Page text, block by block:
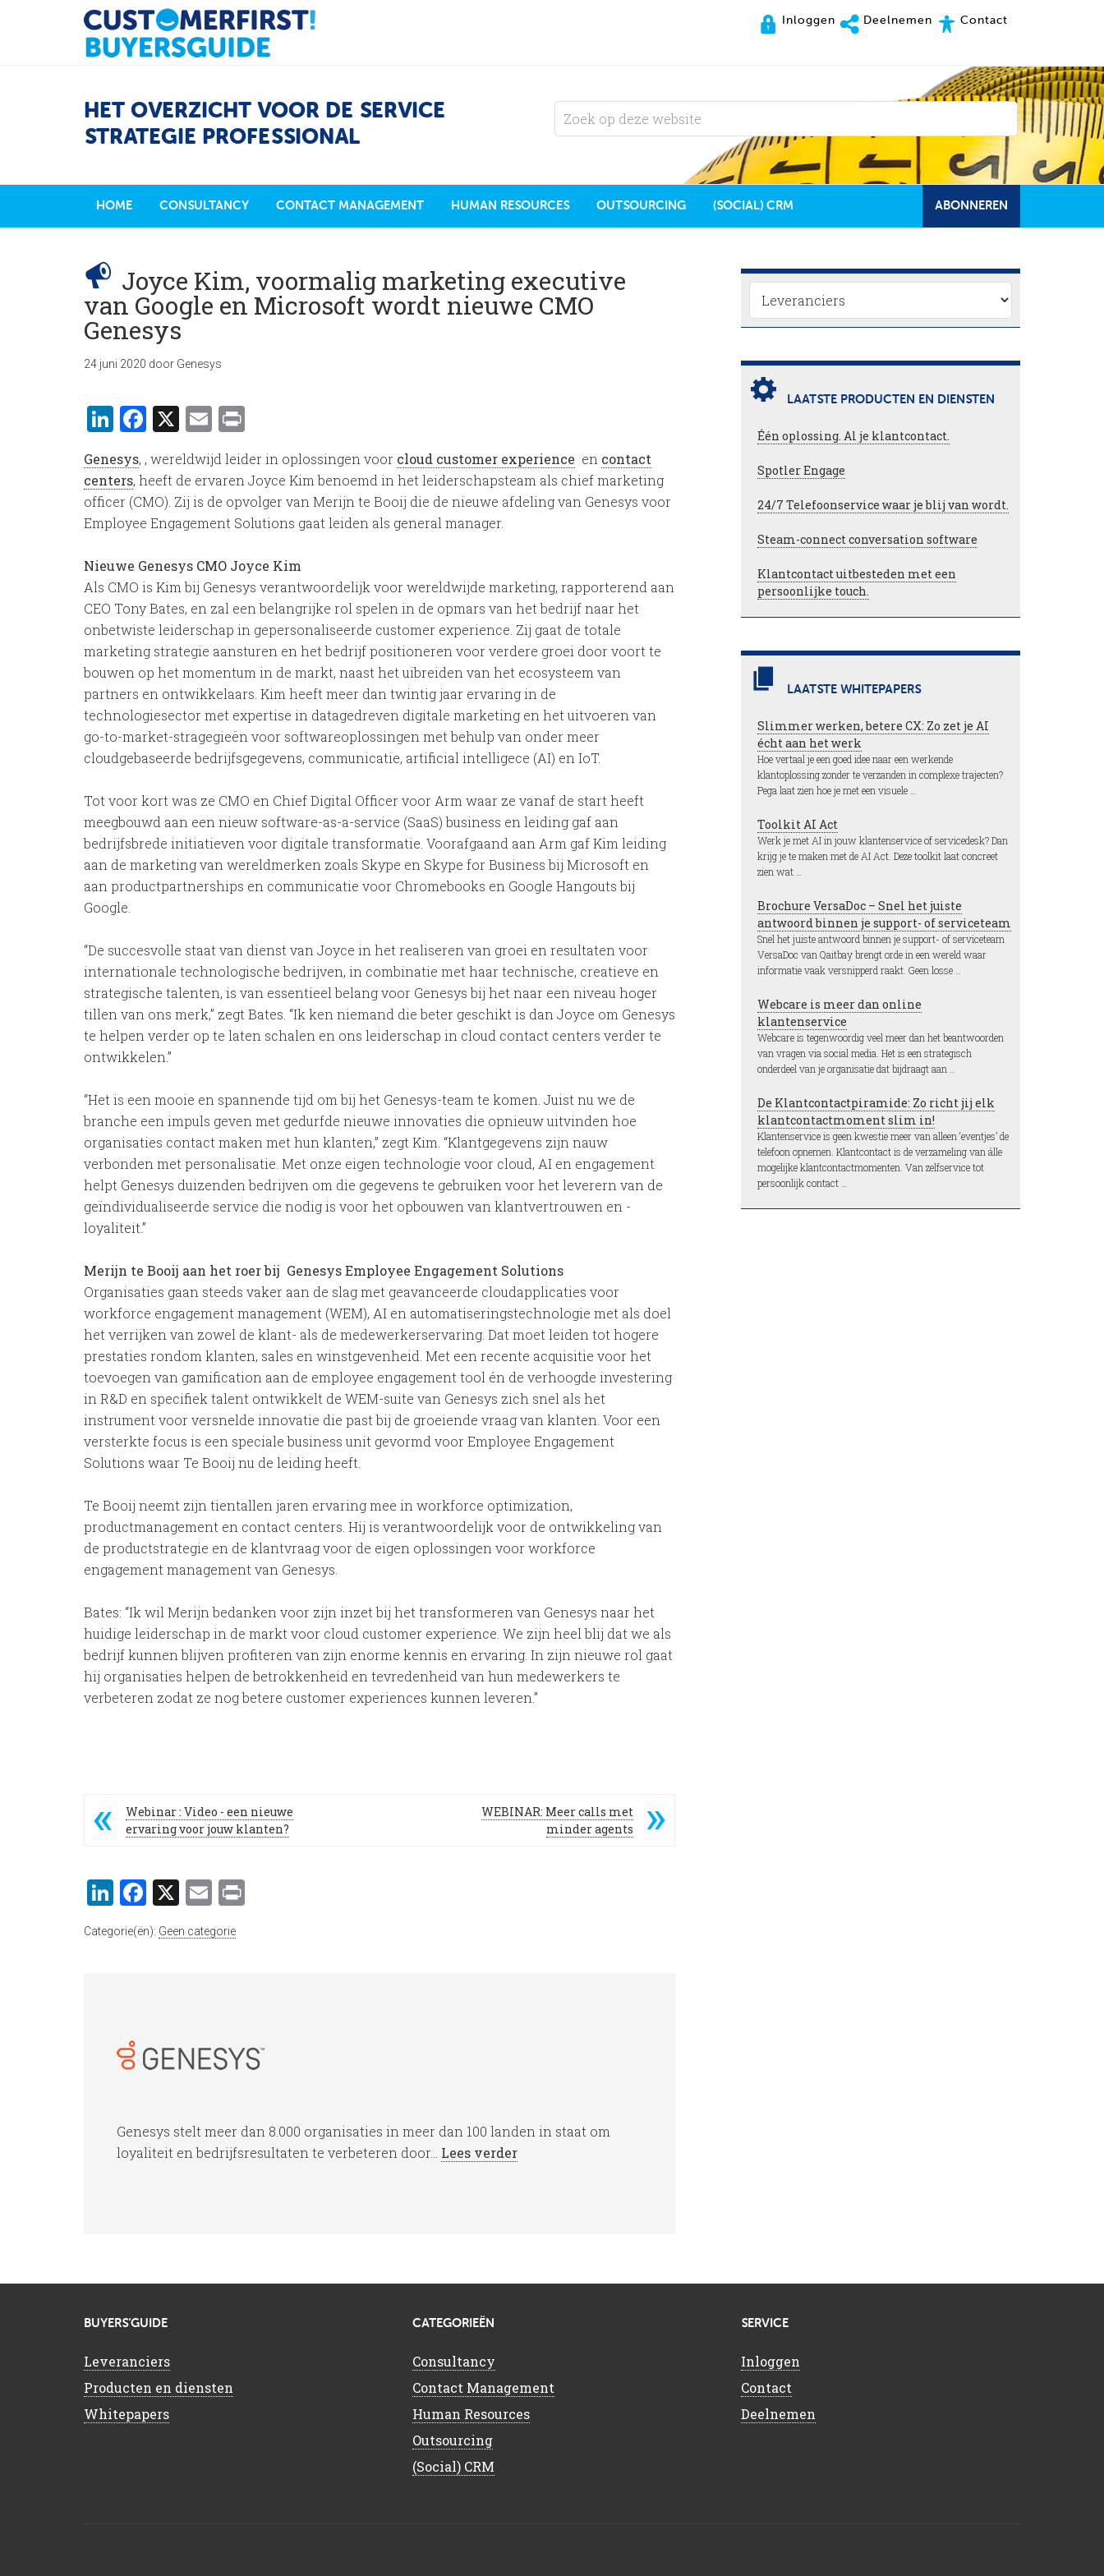
Inloggen Deelnemen Contact
HET OVERZICHT VOOR DE SERVICE
STRATEGIE PROFESSIONAL
HOME CONSULTANCY CONTACT MANAGEMENT HUMAN RESOURCES OUTSOURCING (SOCIAL) CRM ABONNEREN
Joyce Kim, voormalig marketing executive
van Google en Microsoft wordt nieuwe CMO
Genesys
24 juni 2020 door Genesys
LinkedIn
Facebook
X Email
Genesys, , wereldwijd leider in oplossingen voor cloud customer experience en contact
centers, heeft de ervaren Joyce Kim benoemd in het leiderschapsteam als chief marketing
officer (CMO). Zij is de opvolger van Merijn te Booij die de nieuwe afdeling van Genesys voor
Employee Engagement Solutions gaat leiden als general manager.
Nieuwe Genesys CMO Joyce Kim
Als CMO is Kim bij Genesys verantwoordelijk voor wereldwijde marketing, rapporterend aan
CEO Tony Bates, en zal een belangrijke rol spelen in de opmars van het bedrijf naar het
onbetwiste leiderschap in gepersonaliseerde customer experience. Zij gaat de totale
marketing strategie aansturen en het bedrijf positioneren voor verdere groei door voort te
bouwen op het momentum in de markt, naast het uibreiden van het ecosysteem van
partners en ontwikkelaars. Kim heeft meer dan twintig jaar ervaring in de
technologiesector met expertise in datagedreven digitale marketing en het uitvoeren van
go-to-market-stragegieën voor softwareoplossingen met behulp van onder meer
cloudgebaseerde bedrijfsgegevens, communicatie, artificial intelligece (AI) en IoT.
Tot voor kort was ze CMO en Chief Digital Officer voor Arm waar ze vanaf de start heeft
meegbouwd aan een nieuw software-as-a-service (SaaS) business en leiding gaf aan
bedrijfsbrede initiatieven voor digitale transformatie. Voorafgaand aan Arm gaf Kim leiding
aan de marketing van wereldmerken zoals Skype en Skype for Business bij Microsoft en
aan productpartnerships en communicatie voor Chromebooks en Google Hangouts bij
Google.
“De succesvolle staat van dienst van Joyce in het realiseren van groei en resultaten voor
internationale technologische bedrijven, in combinatie met haar technische, creatieve en
strategische talenten, is van essentieel belang voor Genesys bij het naar een niveau hoger
tillen van ons merk,” zegt Bates. “Ik ken niemand die beter geschikt is dan Joyce om Genesys
te helpen verder op te laten schalen en ons leiderschap in cloud contact centers verder te
ontwikkelen.”
“Het is een mooie en spannende tijd om bij het Genesys-team te komen. Juist nu we de
branche een impuls geven met gedurfde nieuwe innovaties die opnieuw uitvinden hoe
organisaties contact maken met hun klanten,” zegt Kim. “Klantgegevens zijn nauw
verbonden met personalisatie. Met onze eigen technologie voor cloud, AI en engagement
helpt Genesys duizenden bedrijven om die gegevens te gebruiken voor het leverern van de
geïndividualiseerde service die nodig is voor het opbouwen van klantvertrouwen en -
loyaliteit.”
Merijn te Booij aan het roer bij Genesys Employee Engagement Solutions
Organisaties gaan steeds vaker aan de slag met geavanceerde cloudapplicaties voor
workforce engagement management (WEM), AI en automatiseringstechnologie met als doel
het verrijken van zowel de klant- als de medewerkerservaring. Dat moet leiden tot hogere
prestaties rondom klanten, sales en winstgevenheid. Met een recente acquisitie voor het
toevoegen van gamification aan de employee engagement tool én de verhoogde investering
in R&D en specifiek talent ontwikkelt de WEM-suite van Genesys zich snel als het
instrument voor versnelde innovatie die past bij de groeiende vraag van klanten. Voor een
versterkte focus is een speciale business unit gevormd voor Employee Engagement
Solutions waar Te Booij nu de leiding heeft.
Te Booij neemt zijn tientallen jaren ervaring mee in workforce optimization,
productmanagement en contact centers. Hij is verantwoordelijk voor de ontwikkeling van
de productstrategie en de klantvraag voor de eigen oplossingen voor workforce
engagement management van Genesys.
Bates: “Ik wil Merijn bedanken voor zijn inzet bij het transformeren van Genesys naar het
huidige leiderschap in de markt voor cloud customer experience. We zijn heel blij dat we als
bedrijf kunnen blijven profiteren van zijn enorme kennis en ervaring. In zijn nieuwe rol gaat
hij organisaties helpen de betrokkenheid en tevredenheid van hun medewerkers te
verbeteren zodat ze nog betere customer experiences kunnen leveren.”
Webinar : Video - een nieuwe
ervaring voor jouw klanten?
WEBINAR: Meer calls met
minder agents
LinkedIn
Facebook
X Email
Categorie(ën): Geen categorie
Genesys stelt meer dan 8.000 organisaties in meer dan 100 landen in staat om
loyaliteit en bedrijfsresultaten te verbeteren door... Lees verder
LAATSTE PRODUCTEN EN DIENSTEN
Één oplossing. Al je klantcontact.
Spotler Engage
24/7 Telefoonservice waar je blij van wordt.
Steam-connect conversation software
Klantcontact uitbesteden met een
persoonlijke touch.
LAATSTE WHITEPAPERS
Slimmer werken, betere CX: Zo zet je AI
écht aan het werk
Hoe vertaal je een goed idee naar een werkende
klantoplossing zonder te verzanden in complexe trajecten?
Pega laat zien hoe je met een visuele …
Toolkit AI Act
Werk je met AI in jouw klantenservice of servicedesk? Dan
krijg je te maken met de AI Act. Deze toolkit laat concreet
zien wat …
Brochure VersaDoc – Snel het juiste
antwoord binnen je support- of serviceteam
Snel het juiste antwoord binnen je support- of serviceteam
VersaDoc van Qaitbay brengt orde in een wereld waar
informatie vaak versnipperd raakt. Geen losse …
Webcare is meer dan online
klantenservice
Webcare is tegenwoordig veel meer dan het beantwoorden
van vragen via social media. Het is een strategisch
onderdeel van je organisatie dat bijdraagt aan …
De Klantcontactpiramide: Zo richt jij elk
klantcontactmoment slim in!
Klantenservice is geen kwestie meer van alleen ‘eventjes’ de
telefoon opnemen. Klantcontact is de verzameling van álle
mogelijke klantcontactmomenten. Van zelfservice tot
persoonlijk contact …
BUYERS’GUIDE
Leveranciers
Producten en diensten
Whitepapers
CATEGORIEËN
Consultancy
Contact Management
Human Resources
Outsourcing
(Social) CRM
SERVICE
Inloggen
Contact
Deelnemen